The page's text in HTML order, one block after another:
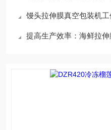
馒头拉伸膜真空包装机工
提高生产效率：海鲜拉